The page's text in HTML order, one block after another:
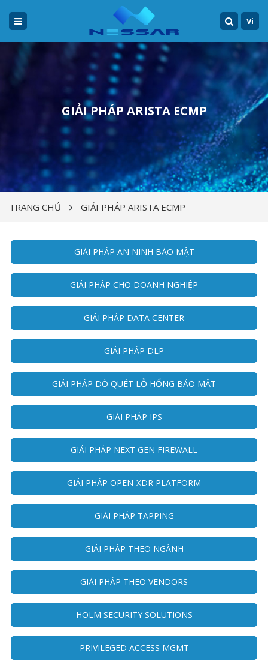
Vi
GIẢI PHÁP ARISTA ECMP
TRANG CHỦ GIẢI PHÁP ARISTA ECMP
GIẢI PHÁP AN NINH BẢO MẬT
GIẢI PHÁP CHO DOANH NGHIỆP
GIẢI PHÁP DATA CENTER
GIẢI PHÁP DLP
GIẢI PHÁP DÒ QUÉT LỖ HỔNG BẢO MẬT
GIẢI PHÁP IPS
GIẢI PHÁP NEXT GEN FIREWALL
GIẢI PHÁP OPEN-XDR PLATFORM
GIẢI PHÁP TAPPING
GIẢI PHÁP THEO NGÀNH
GIẢI PHÁP THEO VENDORS
HOLM SECURITY SOLUTIONS
PRIVILEGED ACCESS MGMT